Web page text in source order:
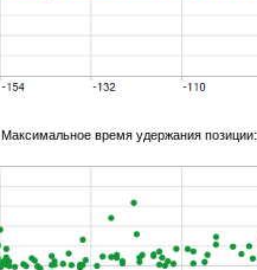
Максимальное время удержания позиции: